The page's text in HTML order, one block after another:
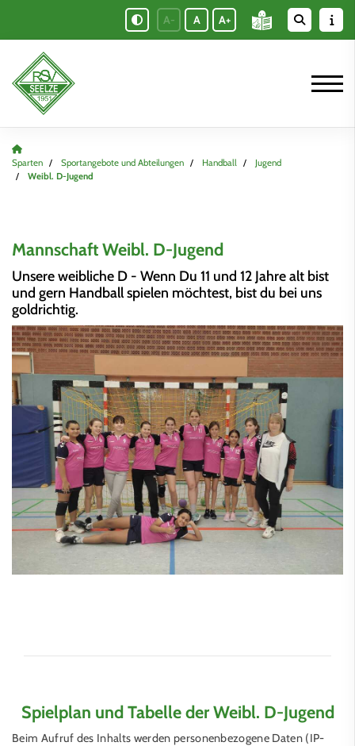
A- A A+
Sparten Sportangebote und Abteilungen Handball
Jugend
Weibl. D-Jugend
Mannschaft Weibl. D-Jugend
Unsere weibliche D - Wenn Du 11 und 12 Jahre alt bist
und gern Handball spielen möchtest, bist du bei uns
goldrichtig.
Spielplan und Tabelle der Weibl. D-Jugend
Beim Aufruf des Inhalts werden personenbezogene Daten (IP-